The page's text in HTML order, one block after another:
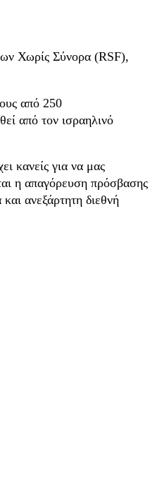
Χωρίς Σύνορα (RSF),
από 250
από τον ισραηλινό
κανείς για να μας
η απαγόρευση πρόσβασης
ανεξάρτητη διεθνή